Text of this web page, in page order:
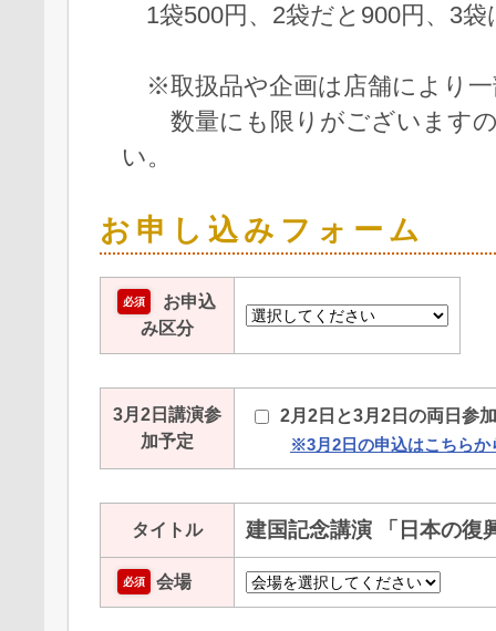
1袋500円、2袋だと900円、3袋
※取扱品や企画は店舗により一
数量にも限りがございますの
い。
お申し込みフォーム
必須
お申込
み区分
3月2日講演参
加予定
2月2日と3月2日の両日参
※3月2日の申込はこちらか
タイトル 建国記念講演 「日本の復
必須 会場